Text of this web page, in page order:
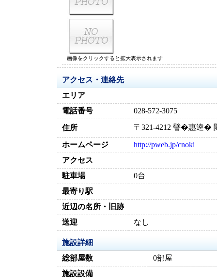
画像をクリックすると拡大表示されます
アクセス・連絡先
エリア
電話番号
028-572-3075
住所 〒321-4212 譬�惠逵�
ホームページ
http://pweb.jp/cnoki
アクセス
駐車場
0台
最寄り駅
近辺の名所・旧跡
送迎
なし
施設詳細
総部屋数
0部屋
施設設備